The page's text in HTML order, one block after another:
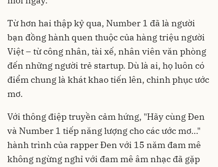
Từ hơn hai thập kỷ qua, Number 1 đã là người
bạn đồng hành quen thuộc của hàng triệu người
Việt – từ công nhân, tài xế, nhân viên văn phòng
đến những người trẻ startup. Dù là ai, họ luôn có
điểm chung là khát khao tiến lên, chinh phục ước
mơ.
Với thông điệp truyền cảm hứng, "Hãy cùng Đen
và Number 1 tiếp năng lượng cho các ước mơ…"
hành trình của rapper Đen với 15 năm đam mê
không ngừng nghỉ với đam mê âm nhạc đã gặp